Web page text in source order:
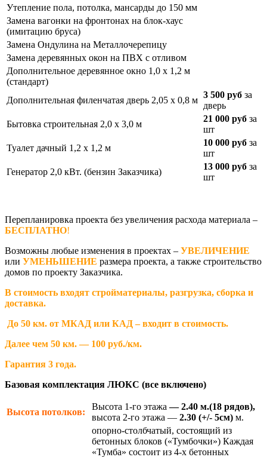
Утепление пола, потолка, мансарды до 150 мм
Замена вагонки на фронтонах на блок-хаус
(имитацию бруса)
Замена Ондулина на Металлочерепицу
Замена деревянных окон на ПВХ с отливом
Дополнительное деревянное окно 1,0 х 1,2 м
(стандарт)
Дополнительная филенчатая дверь 2,05 х 0,8 м
3 500 руб за
дверь
Бытовка строительная 2,0 х 3,0 м
21 000 руб за
шт
Туалет дачный 1,2 х 1,2 м
10 000 руб за
шт
Генератор 2,0 кВт. (бензин Заказчика)
13 000 руб за
шт
Перепланировка проекта без увеличения расхода материала –
БЕСПЛАТНО!
Возможны любые изменения в проектах – УВЕЛИЧЕНИЕ
или УМЕНЬШЕНИЕ размера проекта, а также строительство
домов по проекту Заказчика.
В стоимость входят стройматериалы, разгрузка, сборка и
доставка.
До 50 км. от МКАД или КАД – входит в стоимость.
Далее чем 50 км. — 100 руб./км.
Гарантия 3 года.
Базовая комплектация ЛЮКС (все включено)
Высота потолков:
Высота 1-го этажа— 2.40 м.(18 рядов),
высота 2-го этажа — 2.30 (+/- 5см) м.
опорно-столбчатый, состоящий из
бетонных блоков («Тумбочки») Каждая
«Тумба» состоит из 4-х бетонных